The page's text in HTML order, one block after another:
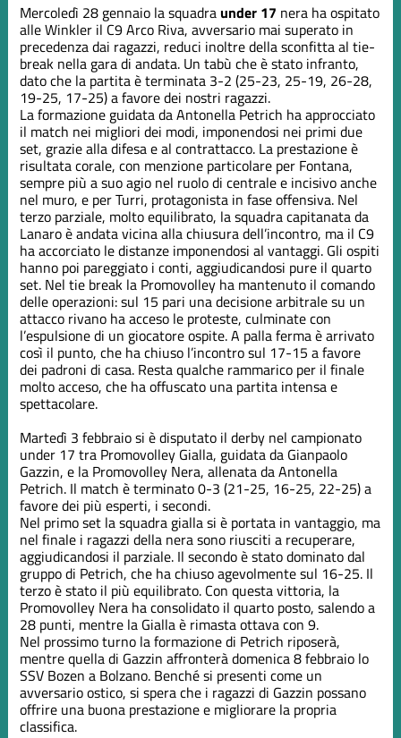
Mercoledì 28 gennaio la squadraunder 17 nera ha ospitato
alle Winkler il C9 Arco Riva, avversario mai superato in
precedenza dai ragazzi, reduci inoltre della sconfitta al tie-
break nella gara di andata. Un tabù che è stato infranto,
dato che la partita è terminata 3-2 (25-23, 25-19, 26-28,
19-25, 17-25) a favore dei nostri ragazzi.
La formazione guidata da Antonella Petrich ha approcciato
il match nei migliori dei modi, imponendosi nei primi due
set, grazie alla difesa e al contrattacco. La prestazione è
risultata corale, con menzione particolare per Fontana,
sempre più a suo agio nel ruolo di centrale e incisivo anche
nel muro, e per Turri, protagonista in fase offensiva. Nel
terzo parziale, molto equilibrato, la squadra capitanata da
Lanaro è andata vicina alla chiusura dell’incontro, ma il C9
ha accorciato le distanze imponendosi al vantaggi. Gli ospiti
hanno poi pareggiato i conti, aggiudicandosi pure il quarto
set. Nel tie break la Promovolley ha mantenuto il comando
delle operazioni: sul 15 pari una decisione arbitrale su un
attacco rivano ha acceso le proteste, culminate con
l’espulsione di un giocatore ospite. A palla ferma è arrivato
così il punto, che ha chiuso l’incontro sul 17-15 a favore
dei padroni di casa. Resta qualche rammarico per il finale
molto acceso, che ha offuscato una partita intensa e
spettacolare.
Martedì 3 febbraio si è disputato il derby nel campionato
under 17 tra Promovolley Gialla, guidata da Gianpaolo
Gazzin, e la Promovolley Nera, allenata da Antonella
Petrich. Il match è terminato 0-3 (21-25, 16-25, 22-25) a
favore dei più esperti, i secondi.
Nel primo set la squadra gialla si è portata in vantaggio, ma
nel finale i ragazzi della nera sono riusciti a recuperare,
aggiudicandosi il parziale. Il secondo è stato dominato dal
gruppo di Petrich, che ha chiuso agevolmente sul 16-25. Il
terzo è stato il più equilibrato. Con questa vittoria, la
Promovolley Nera ha consolidato il quarto posto, salendo a
28 punti, mentre la Gialla è rimasta ottava con 9.
Nel prossimo turno la formazione di Petrich riposerà,
mentre quella di Gazzin affronterà domenica 8 febbraio lo
SSV Bozen a Bolzano. Benché si presenti come un
avversario ostico, si spera che i ragazzi di Gazzin possano
offrire una buona prestazione e migliorare la propria
classifica.